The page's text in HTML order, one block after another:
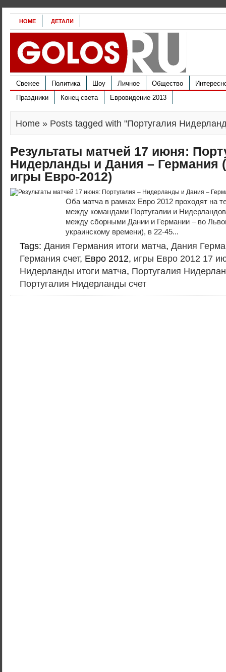
HOME ДЕТАЛИ
Свежее Политика Шоу Личное Общество
Праздники
Конец света Евровидение 2013
Home » Posts tagged with "Португалия
Результаты матчей 17 июня:
Нидерланды и Дания – Германия
игры Евро-2012)
Оба матча в рамках Евро 2012 проходят на
между командами Португалии и
между сборными Дании и Германии – во
украинскому времени), в 22-45...
Tags: Дания Германия итоги матча, Дания
Германия счет, Евро 2012, игры Евро 2012 17
Нидерланды итоги матча, Португалия
Португалия Нидерланды счет